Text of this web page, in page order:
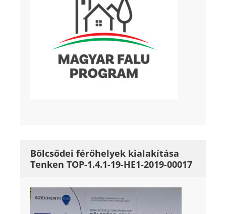
Bölcsődei férőhelyek kialakítása
Tenken TOP-1.4.1-19-HE1-2019-00017